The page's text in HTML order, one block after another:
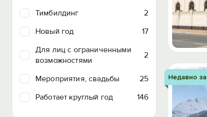
Тимбилдинг
2
Новый год
17
Для лиц с ограниченными
возможностями
2
Мероприятия, свадьбы
25
Работает круглый год
146
Недавно